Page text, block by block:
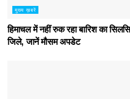
मुख्य ख़बरें
हिमाचल में नहीं रुक रहा बारिश का
जिले, जानें मौसम अपडेट